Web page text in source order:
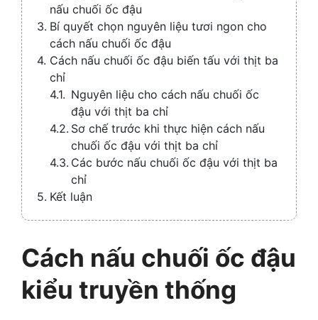
nấu chuối ốc đậu
Bí quyết chọn nguyên liệu tươi ngon cho
cách nấu chuối ốc đậu
Cách nấu chuối ốc đậu biến tấu với thịt ba
chỉ
Nguyên liệu cho cách nấu chuối ốc
đậu với thịt ba chỉ
Sơ chế trước khi thực hiện cách nấu
chuối ốc đậu với thịt ba chỉ
Các bước nấu chuối ốc đậu với thịt ba
chỉ
Kết luận
Cách nấu chuối ốc đậu
kiểu truyền thống